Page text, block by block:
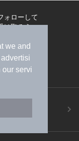
we and
our servi
ォローして
け取ろう
ポンも！